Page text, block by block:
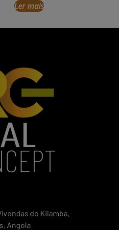
Ler mais
do Kilamba,
Angola